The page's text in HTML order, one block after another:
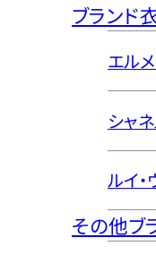
ブランド
エル
シャ
ルイ・
その他ブ